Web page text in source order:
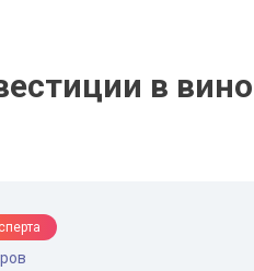
в